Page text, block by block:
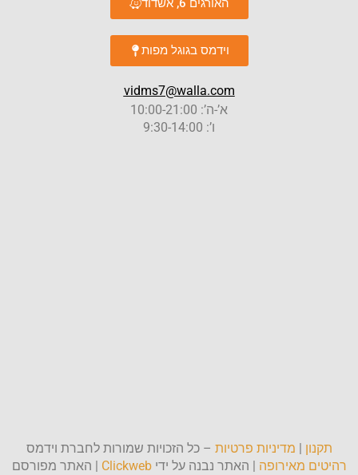
האורגים 6, אשדוד
וידמס בגוגל מפות
vidms7@walla.com
א’-ה’: 10:00-21:00
ו’: 9:30-14:00
תקנון | מדיניות פרטיות – כל הזכויות שמורות לחברת וידמס
רהיטים מאירופה | האתר נבנה על ידיClickweb | האתר מפורסם